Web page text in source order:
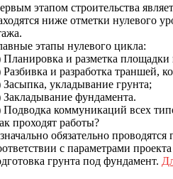
этапом строительства
ниже отметки нулевого
этапы нулевого цикла:
Планировка и разметка площадки
Разбивка и разработка траншей,
Засыпка, укладывание грунта;
Закладывание фундамента.
Подводка коммуникаций всех
проходят работы?
обязательно
с параметрами
грунта под фундамент.